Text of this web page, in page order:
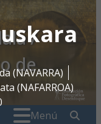
(NAVARRA)
(NAFARROA)
/
de
Menú